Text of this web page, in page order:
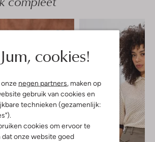
Jum, cookies!
onze negen partners, maken op
gebruik van cookies en
technieken (gezamenlijk:
cookies om ervoor te
dat onze website goed